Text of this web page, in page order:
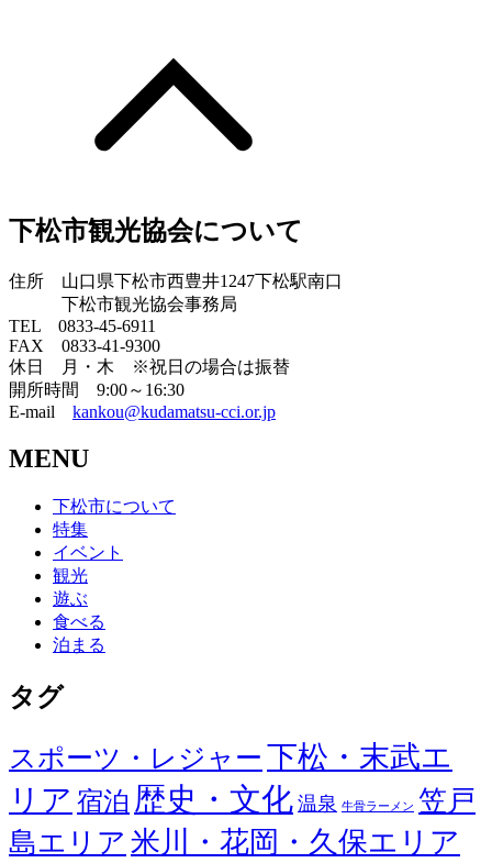
下松市観光協会について
住所 山口県下松市西豊井1247下松駅南口
下松市観光協会事務局
TEL 0833-45-6911
FAX 0833-41-9300
休日 月・木 ※祝日の場合は振替
開所時間 9:00～16:30
E-mail kankou@kudamatsu-cci.or.jp
MENU
下松市について
特集
イベント
観光
遊ぶ
食べる
泊まる
タグ
スポーツ・レジャー 下松・末武エ
リア 宿泊 歴史・文化 温泉 牛骨ラーメン 笠戸
島エリア 米川・花岡・久保エリア